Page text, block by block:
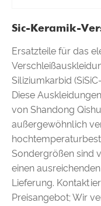
Sic-Keramik-
Ersatzteile für das
Siliziumkarbid
Diese
von Shandong
außergewöhnlich
Sondergrößen sind
einen
Lieferung.
Preisangebot; Wir